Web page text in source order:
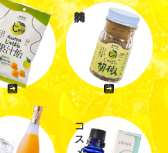
コスメ